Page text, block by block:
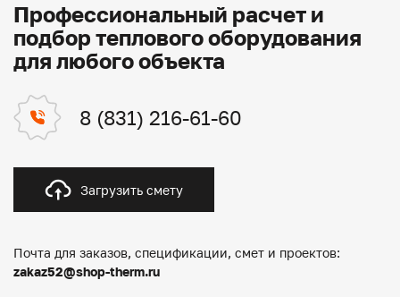
Профессиональный расчет и
подбор теплового оборудования
для любого объекта
8 (831) 216-61-60
Загрузить смету
Почта для заказов, спецификации, смет и проектов:
zakaz52@shop-therm.ru